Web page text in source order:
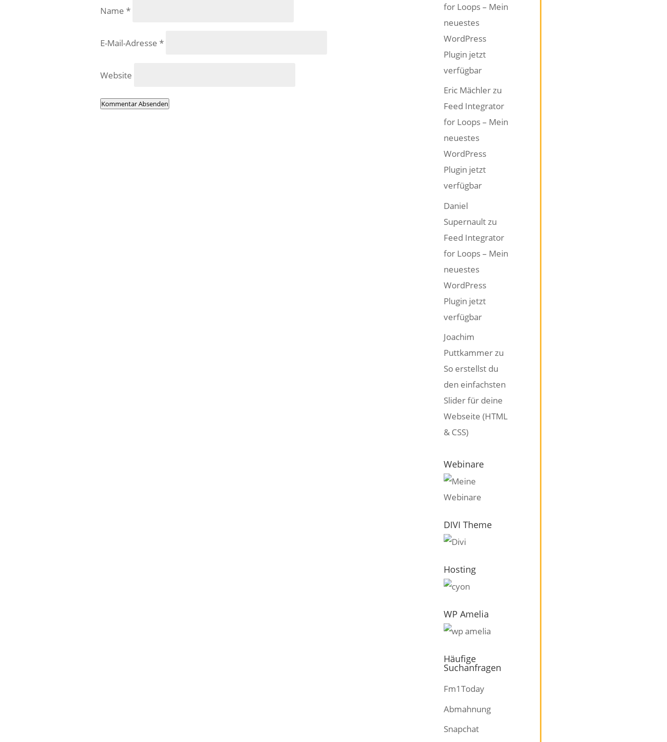
Name *
E-Mail-Adresse *
Website
Kommentar Absenden
for Loops – Mein
neuestes
WordPress
Plugin jetzt
verfügbar
Eric Mächlerzu
Feed Integrator
for Loops – Mein
neuestes
WordPress
Plugin jetzt
verfügbar
Daniel
Supernaultzu
Feed Integrator
for Loops – Mein
neuestes
WordPress
Plugin jetzt
verfügbar
Joachim
Puttkammerzu
So erstellst du
den einfachsten
Slider für deine
Webseite (HTML
& CSS)
Webinare
DIVI Theme
Hosting
WP Amelia
Häufige
Suchanfragen
Fm1Today
Abmahnung
Snapchat